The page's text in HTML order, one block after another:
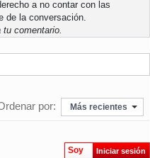
a no contar con las
de la conversación.
tu comentario.
por: Más recientes
Soy Iniciar sesión